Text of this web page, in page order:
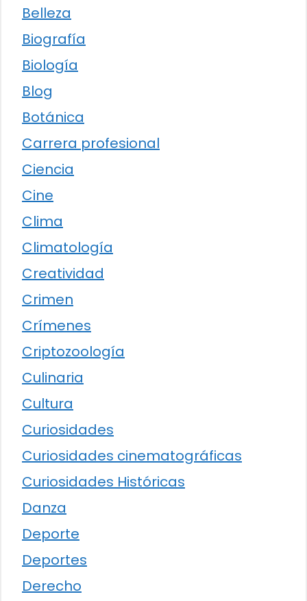
Belleza
Biografía
Biología
Blog
Botánica
Carrera profesional
Ciencia
Cine
Clima
Climatología
Creatividad
Crimen
Crímenes
Criptozoología
Culinaria
Cultura
Curiosidades
Curiosidades cinematográficas
Curiosidades Históricas
Danza
Deporte
Deportes
Derecho